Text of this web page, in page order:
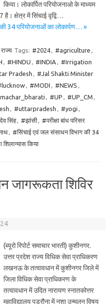
किया। लोकार्पित परियोजनाओ के माध्यम
क्षेत्र में सिंचाई वृद्वि…
34 परियोजनाओं का लोकार्पण… »
राज्य Tags: #2024, #agriculture ,
, #HINDU , #INDIA , #Irrigation
Pradesh , #Jal Shakti Minister
, #MODI , #NEWS ,
, #UP , #UP_CM ,
, #uttarpradesh , #yogi ,
सिंह, #झांसी, #परीक्षा बांध परिसर
, #सिंचाई एवं जल संसाधन विभाग की 34
किया
जागरूकता शिविर
(ब्यूरो रिपोर्ट समाचार भारती) कुशीनगर.
उत्तर प्रदेश राज्य विधिक सेवा प्राधिकरण
लखनऊ के तत्वावधान में कुशीनगर जिले में
जिला विधिक सेवा प्राधिकरण के
तत्वावधान में उदित नारायण स्नातकोत्तर
महाविद्यालय पडरौना में नशा उन्मूलन विषय